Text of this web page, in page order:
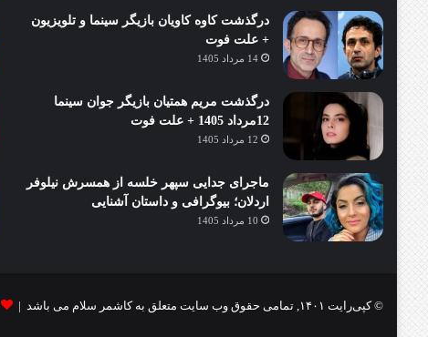
درگذشت کاوه کاویان بازیگر سینما و تلویزیون
+ علت فوت
14 مرداد 1405
درگذشت مریم همتیان بازیگر جوان سینما
12مرداد 1405 + علت فوت
12 مرداد 1405
ماجرای جدایی سپهر خلسه از همسرش نیلوفر
اردلان؛ بیوگرافی و داستان آشنایی
10 مرداد 1405
© کپی‌رایت ۱۴۰۱, تمامی حقوق وب سایت متعلق به کاشمر سلام می باشد |